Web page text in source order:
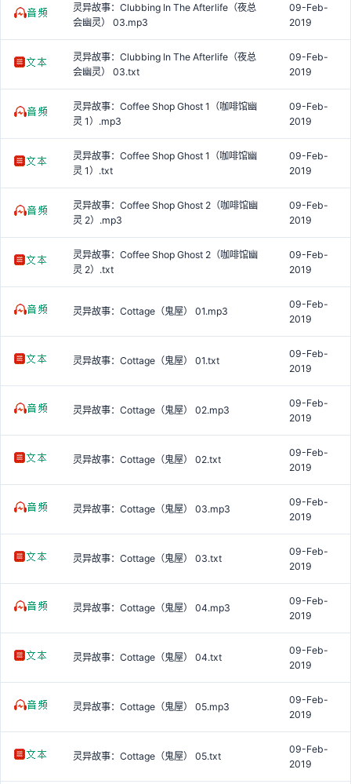
灵异故事：Clubbing In The Afterlife（夜总
会幽灵） 03.mp3
09-Feb-
2019
灵异故事：Clubbing In The Afterlife（夜总
会幽灵） 03.txt
09-Feb-
2019
灵异故事：Coffee Shop Ghost 1（咖啡馆幽
灵 1）.mp3
09-Feb-
2019
灵异故事：Coffee Shop Ghost 1（咖啡馆幽
灵 1）.txt
09-Feb-
2019
灵异故事：Coffee Shop Ghost 2（咖啡馆幽
灵 2）.mp3
09-Feb-
2019
灵异故事：Coffee Shop Ghost 2（咖啡馆幽
灵 2）.txt
09-Feb-
2019
灵异故事：Cottage（鬼屋） 01.mp3
09-Feb-
2019
灵异故事：Cottage（鬼屋） 01.txt
09-Feb-
2019
灵异故事：Cottage（鬼屋） 02.mp3
09-Feb-
2019
灵异故事：Cottage（鬼屋） 02.txt
09-Feb-
2019
灵异故事：Cottage（鬼屋） 03.mp3
09-Feb-
2019
灵异故事：Cottage（鬼屋） 03.txt
09-Feb-
2019
灵异故事：Cottage（鬼屋） 04.mp3
09-Feb-
2019
灵异故事：Cottage（鬼屋） 04.txt
09-Feb-
2019
灵异故事：Cottage（鬼屋） 05.mp3
09-Feb-
2019
灵异故事：Cottage（鬼屋） 05.txt
09-Feb-
2019